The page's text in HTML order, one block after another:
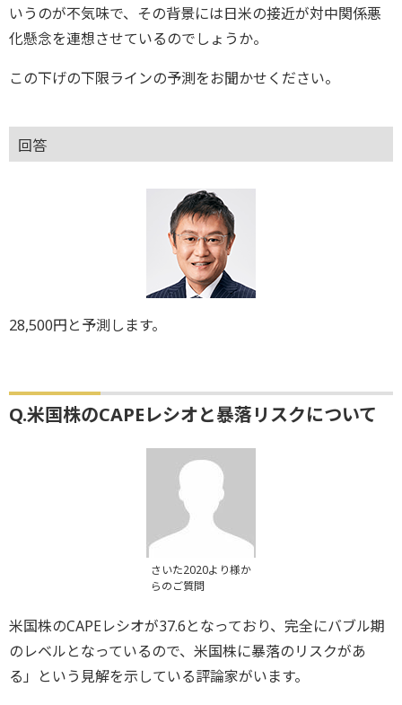
いうのが不気味で、その背景には日米の接近が対中関係悪
化懸念を連想させているのでしょうか。
この下げの下限ラインの予測をお聞かせください。
回答
28,500円と予測します。
Q.米国株のCAPEレシオと暴落リスクについて
さいた2020より様か
らのご質問
米国株のCAPEレシオが37.6となっており、完全にバブル期
のレベルとなっているので、米国株に暴落のリスクがあ
る」という見解を示している評論家がいます。